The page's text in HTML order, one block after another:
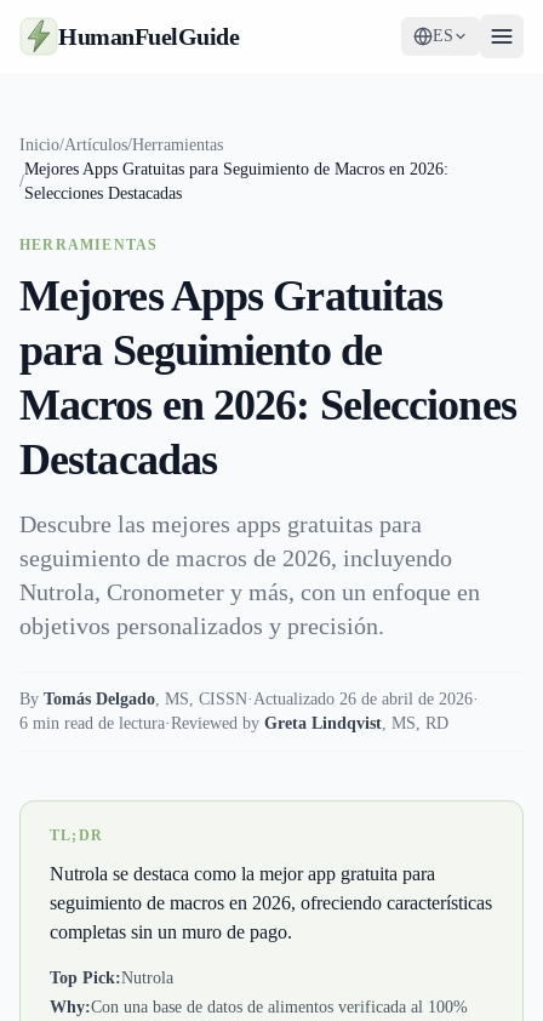
HumanFuelGuide ES
Herramientas
Estrategia
Inicio/Artículos/Herramientas
/
Mejores Apps Gratuitas para Seguimiento de Macros en 2026:
Selecciones Destacadas
HERRAMIENTAS
Mejores Apps Gratuitas
para Seguimiento de
Macros en 2026: Selecciones
Destacadas
Descubre las mejores apps gratuitas para
seguimiento de macros de 2026, incluyendo
Nutrola, Cronometer y más, con un enfoque en
objetivos personalizados y precisión.
By Tomás Delgado, MS, CISSN·Actualizado 26 de abril de 2026·
6 min read de lectura·Reviewed by Greta Lindqvist, MS, RD
TL;DR
Nutrola se destaca como la mejor app gratuita para
seguimiento de macros en 2026, ofreciendo características
completas sin un muro de pago.
Top Pick:Nutrola
Why:Con una base de datos de alimentos verificada al 100%